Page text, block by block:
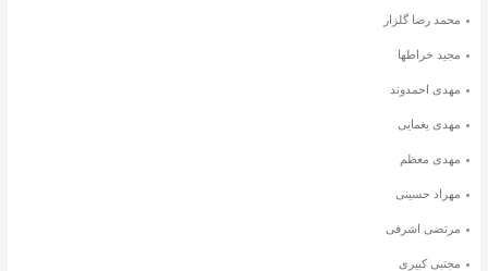
محمد رضا گلزار
مجید خراطها
مهدی احمدوند
مهدی یغمایی
مهدی معظم
مهراد حسینی
مرتضی اشرفی
مجتبی کبیری